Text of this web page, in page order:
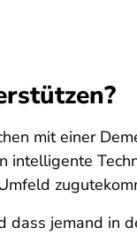
mit einer
intelligente
jemand in